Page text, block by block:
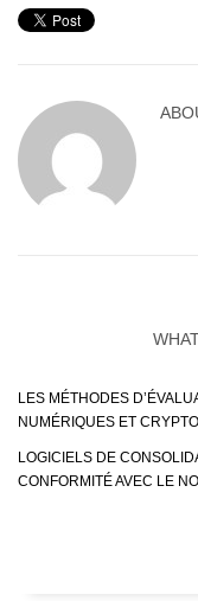
LES MÉTHODES
NUMÉRIQUES ET
LOGICIELS DE
CONFORMITÉ AVEC LE